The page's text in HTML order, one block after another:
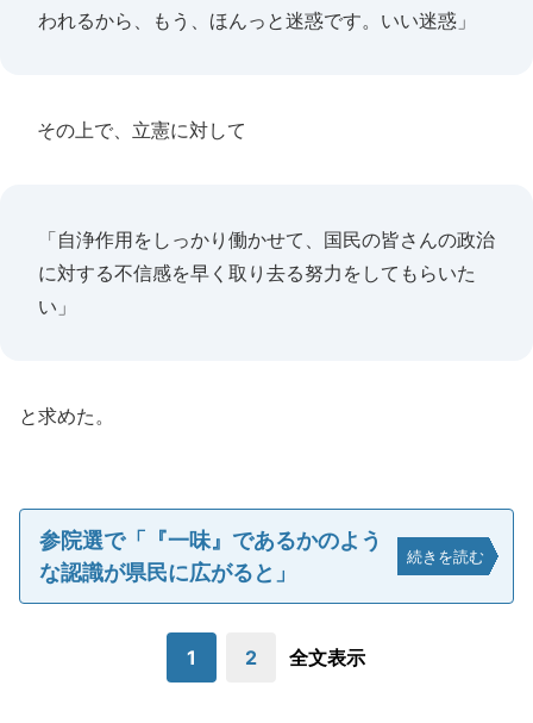
われるから、もう、ほんっと迷惑です。いい迷惑」
その上で、立憲に対して
「自浄作用をしっかり働かせて、国民の皆さんの政治
に対する不信感を早く取り去る努力をしてもらいた
い」
と求めた。
参院選で「『一味』であるかのよう
な認識が県民に広がると」
続きを読む
1 2 全文表示